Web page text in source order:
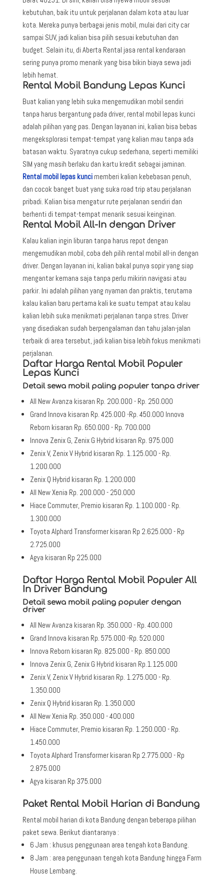
kebutuhan, baik itu untuk perjalanan dalam kota atau luar
kota. Mereka punya berbagai jenis mobil, mulai dari city car
sampai SUV, jadi kalian bisa pilih sesuai kebutuhan dan
budget. Selain itu, di Aberta Rental jasa rental kendaraan
sering punya promo menarik yang bisa bikin biaya sewa jadi
lebih hemat.
Rental Mobil Bandung Lepas Kunci
Buat kalian yang lebih suka mengemudikan mobil sendiri
tanpa harus bergantung pada driver, rental mobil lepas kunci
adalah pilihan yang pas. Dengan layanan ini, kalian bisa bebas
mengeksplorasi tempat-tempat yang kalian mau tanpa ada
batasan waktu. Syaratnya cukup sederhana, seperti memiliki
SIM yang masih berlaku dan kartu kredit sebagai jaminan.
Rental mobil lepas kuncimemberi kalian kebebasan penuh,
dan cocok banget buat yang suka road trip atau perjalanan
pribadi. Kalian bisa mengatur rute perjalanan sendiri dan
berhenti di tempat-tempat menarik sesuai keinginan.
Rental Mobil All-In dengan Driver
Kalau kalian ingin liburan tanpa harus repot dengan
mengemudikan mobil, coba deh pilih rental mobil all-in dengan
driver. Dengan layanan ini, kalian bakal punya sopir yang siap
mengantar kemana saja tanpa perlu mikirin navigasi atau
parkir. Ini adalah pilihan yang nyaman dan praktis, terutama
kalau kalian baru pertama kali ke suatu tempat atau kalau
kalian lebih suka menikmati perjalanan tanpa stres. Driver
yang disediakan sudah berpengalaman dan tahu jalan-jalan
terbaik di area tersebut, jadi kalian bisa lebih fokus menikmati
perjalanan.
Daftar Harga Rental Mobil Populer
Lepas Kunci
Detail sewa mobil paling populer tanpa driver
All New Avanza kisaran Rp. 200.000 - Rp. 250.000
Grand Innova kisaran Rp. 425.000 -Rp. 450.000 Innova
Reborn kisaran Rp. 650.000 - Rp. 700.000
Innova Zenix G, Zenix G Hybrid kisaran Rp. 975.000
Zenix V, Zenix V Hybrid kisaran Rp. 1.125.000 - Rp.
1.200.000
Zenix Q Hybrid kisaran Rp. 1.200.000
All New Xenia Rp. 200.000 - 250.000
Hiace Commuter, Premio kisaran Rp. 1.100.000 - Rp.
1.300.000
Toyota Alphard Transformer kisaran Rp 2.625.000 - Rp
2.725.000
Agya kisaran Rp 225.000
Daftar Harga Rental Mobil Populer All
In Driver Bandung
Detail sewa mobil paling populer dengan
driver
All New Avanza kisaran Rp. 350.000 - Rp. 400.000
Grand Innova kisaran Rp. 575.000 -Rp. 520.000
Innova Reborn kisaran Rp. 825.000 - Rp. 850.000
Innova Zenix G, Zenix G Hybrid kisaran Rp.1.125.000
Zenix V, Zenix V Hybrid kisaran Rp. 1.275.000 - Rp.
1.350.000
Zenix Q Hybrid kisaran Rp. 1.350.000
All New Xenia Rp. 350.000 - 400.000
Hiace Commuter, Premio kisaran Rp. 1.250.000 - Rp.
1.450.000
Toyota Alphard Transformer kisaran Rp 2.775.000 - Rp
2.875.000
Agya kisaran Rp 375.000
Paket Rental Mobil Harian di Bandung
Rental mobil harian di kota Bandung dengan beberapa pilihan
paket sewa. Berikut diantaranya :
6 Jam : khusus penggunaan area tengah kota Bandung.
8 Jam : area penggunaan tengah kota Bandung hingga Farm
House Lembang.